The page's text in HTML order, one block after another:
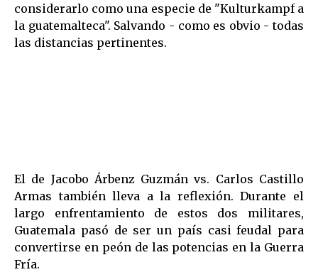
considerarlo como una especie de "Kulturkampf a
la guatemalteca". Salvando - como es obvio - todas
las distancias pertinentes.
El de Jacobo Árbenz Guzmán vs. Carlos Castillo
Armas también lleva a la reflexión. Durante el
largo enfrentamiento de estos dos militares,
Guatemala pasó de ser un país casi feudal para
convertirse en peón de las potencias en la Guerra
Fría.